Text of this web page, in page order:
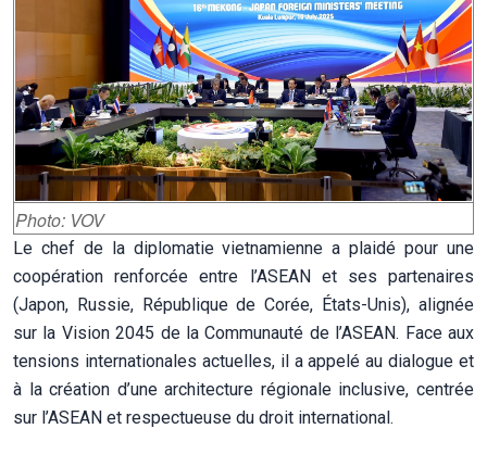
Photo: VOV
Le chef de la diplomatie vietnamienne a plaidé pour une
coopération renforcée entre l’ASEAN et ses partenaires
(Japon, Russie, République de Corée, États-Unis), alignée
sur la Vision 2045 de la Communauté de l’ASEAN. Face aux
tensions internationales actuelles, il a appelé au dialogue et
à la création d’une architecture régionale inclusive, centrée
sur l’ASEAN et respectueuse du droit international.